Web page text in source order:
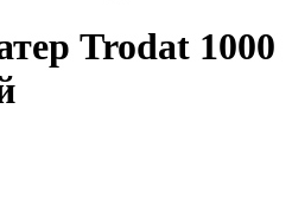
Trodat 1000